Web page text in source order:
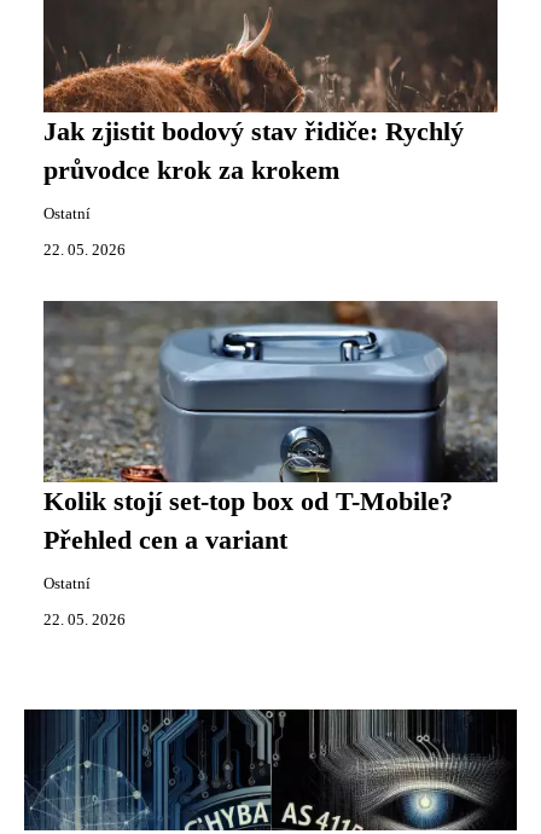
Jak zjistit bodový stav řidiče: Rychlý
průvodce krok za krokem
Ostatní
22. 05. 2026
Kolik stojí set-top box od T-Mobile?
Přehled cen a variant
Ostatní
22. 05. 2026